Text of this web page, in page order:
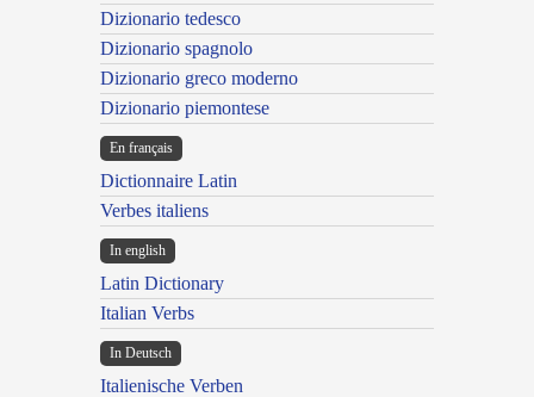
Dizionario tedesco
Dizionario spagnolo
Dizionario greco moderno
Dizionario piemontese
En français
Dictionnaire Latin
Verbes italiens
In english
Latin Dictionary
Italian Verbs
In Deutsch
Italienische Verben